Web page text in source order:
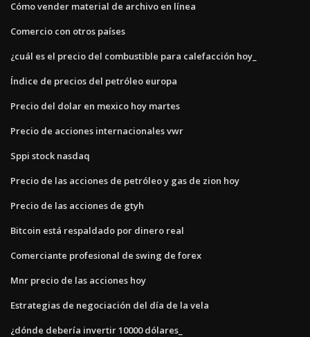
Cómo vender material de archivo en línea
Comercio con otros países
¿cuál es el precio del combustible para calefacción hoy_
Índice de precios del petróleo europa
Precio del dolar en mexico hoy martes
Precio de acciones internacionales vwr
Sppi stock nasdaq
Precio de las acciones de petróleo y gas de zion hoy
Precio de las acciones de gtyh
Bitcoin está respaldado por dinero real
Comerciante profesional de swing de forex
Mnr precio de las acciones hoy
Estrategias de negociación del día de la vela
¿dónde debería invertir 10000 dólares_